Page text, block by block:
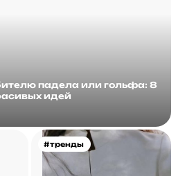
падела или гольфа: 8
идей
#тренды